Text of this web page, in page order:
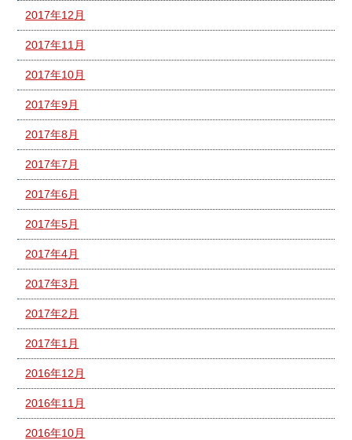
2017年12月
2017年11月
2017年10月
2017年9月
2017年8月
2017年7月
2017年6月
2017年5月
2017年4月
2017年3月
2017年2月
2017年1月
2016年12月
2016年11月
2016年10月